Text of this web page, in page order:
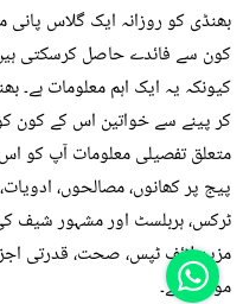
بھنڈی کو روزانہ ایک گلاس
کون سے فائدے حاصل کرسکتی
کیونکہ یہ ایک اہم معلومات ہے۔
کر پینے سے خواتین اس کے
متعلق تفصیلی معلومات آپ کو
پیج پر کھانوں، مصالحوں،
ٹرکس، ہربلسٹ اور مشہور شیف
مزید لائف ٹپس، صحت، قدرتی
موجود ہے۔